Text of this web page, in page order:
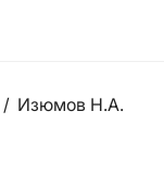
/ Изюмов Н.А.